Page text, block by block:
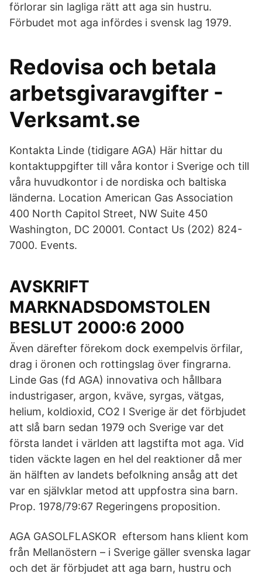
förlorar sin lagliga rätt att aga sin hustru.
Förbudet mot aga infördes i svensk lag 1979.
Redovisa och betala
arbetsgivaravgifter -
Verksamt.se
Kontakta Linde (tidigare AGA) Här hittar du
kontaktuppgifter till våra kontor i Sverige och till
våra huvudkontor i de nordiska och baltiska
länderna. Location American Gas Association
400 North Capitol Street, NW Suite 450
Washington, DC 20001. Contact Us (202) 824-
7000. Events.
AVSKRIFT
MARKNADSDOMSTOLEN
BESLUT 2000:6 2000
Även därefter förekom dock exempelvis örfilar,
drag i öronen och rottingslag över fingrarna.
Linde Gas (fd AGA) innovativa och hållbara
industrigaser, argon, kväve, syrgas, vätgas,
helium, koldioxid, CO2 I Sverige är det förbjudet
att slå barn sedan 1979 och Sverige var det
första landet i världen att lagstifta mot aga. Vid
tiden väckte lagen en hel del reaktioner då mer
än hälften av landets befolkning ansåg att det
var en självklar metod att uppfostra sina barn.
Prop. 1978/79:67 Regeringens proposition.
AGA GASOLFLASKOR eftersom hans klient kom
från Mellanöstern – i Sverige gäller svenska lagar
och det är förbjudet att aga barn, hustru och